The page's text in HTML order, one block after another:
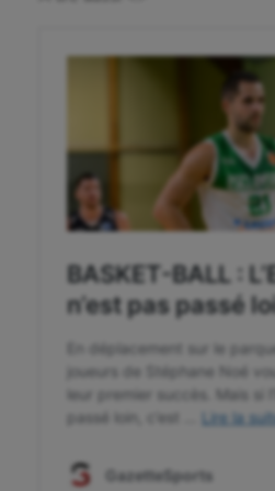
Gymnastique
Haltérophilie
Handisport
Hippisme
Jeux Olympiques et
Kayak-polo
Korfbal
Moto